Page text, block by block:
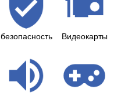
безопасность Видеокарты